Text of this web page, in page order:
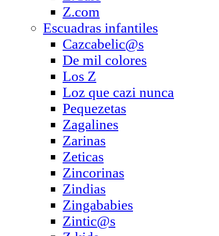
Z.com
Escuadras infantiles
Cazcabelic@s
De mil colores
Los Z
Loz que cazi nunca
Pequezetas
Zagalines
Zarinas
Zeticas
Zincorinas
Zindias
Zingababies
Zintic@s